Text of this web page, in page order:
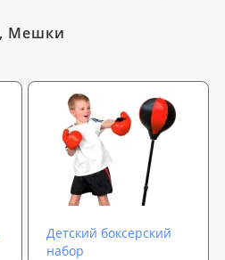
Мешки
Детский боксерский
набор